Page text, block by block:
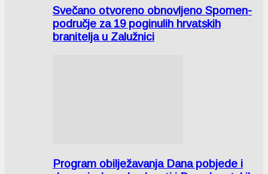
Svečano otvoreno obnovljeno Spomen-
područje za 19 poginulih hrvatskih
branitelja u Zalužnici
Program obilježavanja Dana pobjede i